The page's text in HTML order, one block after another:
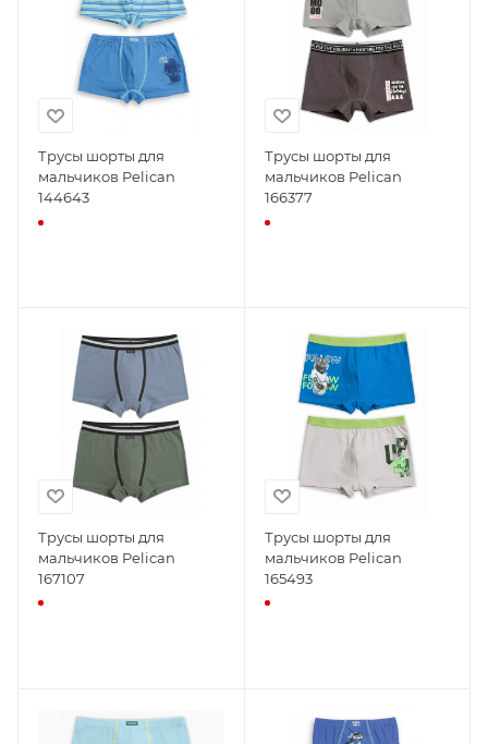
Трусы шорты для
мальчиков Pelican
144643
Трусы шорты для
мальчиков Pelican
166377
Трусы шорты для
мальчиков Pelican
167107
Трусы шорты для
мальчиков Pelican
165493